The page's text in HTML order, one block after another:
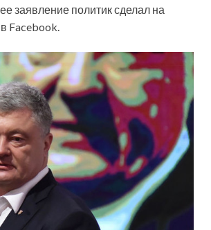
заявление политик сделал на
Facebook.